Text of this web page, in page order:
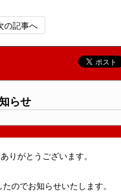
の記事へ
らせ
りがとうございます。
のでお知らせいたします。